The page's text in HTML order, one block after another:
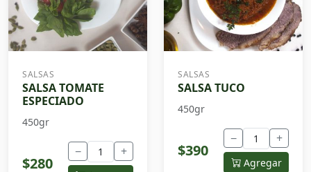
SALSAS
SALSA TOMATE
ESPECIADO
450gr
$280
− +
SALSAS
SALSA TUCO
450gr
$390
− +
Agregar